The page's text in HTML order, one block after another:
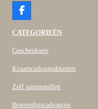
F
c
b
o
CATEGORIEËN
Geschenksets
Kraamcadeaupakketten
Zelf samenstellen
Brievenbuscadeautjes